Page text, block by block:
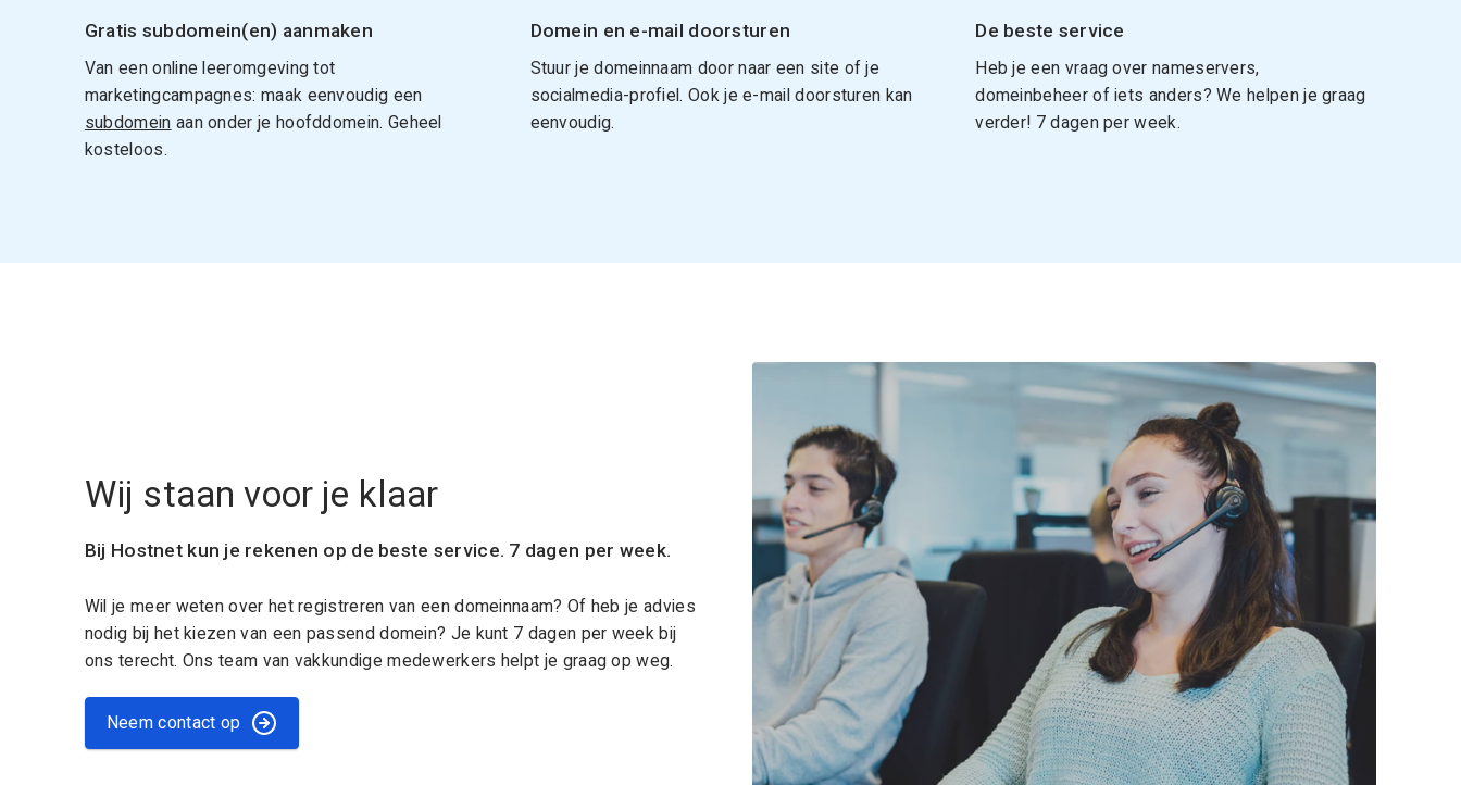
Gratis subdomein(en) aanmaken
Van een online leeromgeving tot
marketingcampagnes: maak eenvoudig een
subdomein aan onder je hoofddomein. Geheel
kosteloos.
Domein en e-mail doorsturen
Stuur je domeinnaam door naar een site of je
socialmedia-profiel. Ook je e-mail doorsturen kan
eenvoudig.
De beste service
Heb je een vraag over nameservers,
domeinbeheer of iets anders? We helpen je graag
verder! 7 dagen per week.
Wij staan voor je klaar
Bij Hostnet kun je rekenen op de beste service. 7 dagen per week.
Wil je meer weten over het registreren van een domeinnaam? Of heb je advies
nodig bij het kiezen van een passend domein? Je kunt 7 dagen per week bij
ons terecht. Ons team van vakkundige medewerkers helpt je graag op weg.
Neem contact op